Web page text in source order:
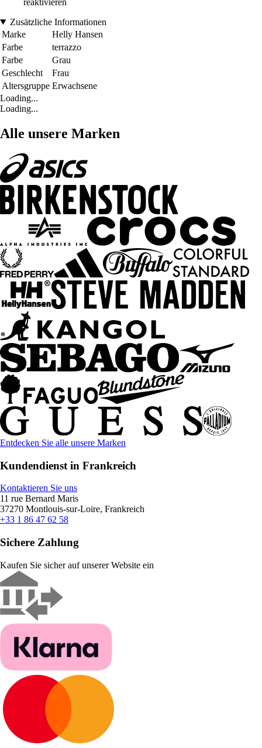
reaktivieren
Zusätzliche Informationen
Marke
Helly Hansen
Farbe
terrazzo
Farbe
Grau
Geschlecht
Frau
Altersgruppe Erwachsene
Loading...
Loading...
Alle unsere Marken
Entdecken Sie alle unsere Marken
Kundendienst in Frankreich
Kontaktieren Sie uns
11 rue Bernard Maris
37270 Montlouis-sur-Loire, Frankreich
+33 1 86 47 62 58
Sichere Zahlung
Kaufen Sie sicher auf unserer Website ein